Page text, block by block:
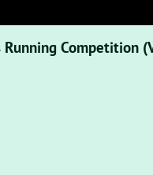
Competition